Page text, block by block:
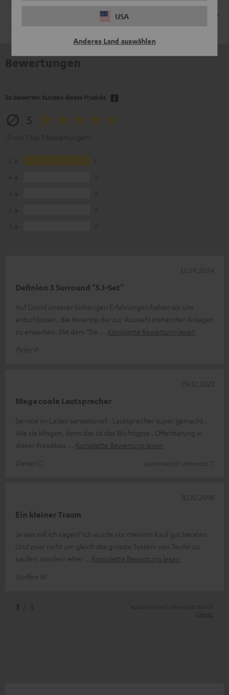
USA
Anderes Land auswählen
So bewerten Kunden dieses Produkt
Definion 3 Surround "5.1-Set"
Auf Grund unserer bisherigen Erfahrungen haben wir uns
entschlossen, die teuerste der zur Auswahl stehenden Anlagen
zu erwerben. Mit dem "De
Komplette Bewertung lesen
Peter P.
13.09.2024
Mega coole Lautsprecher
Service im Laden sensationell . Lautsprecher super gemacht .
Wie sie klingen, denn das ist das Wichtigste . Offenbarung in
dieser Preisklass
Komplette Bewertung lesen
Daniel C.
(automatisch übersetzt *)
09.12.2023
Ein kleiner Traum
Ja was will ich sagen? Ich wurde vor meinem Kauf gut beraten.
Und zwar nicht um gleich das grösste System von Teufel zu
kaufen, sondern eher
Komplette Bewertung lesen
Steffen W.
30.10.2018